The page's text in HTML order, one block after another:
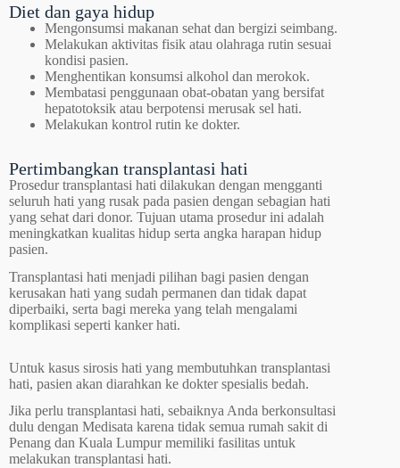
Diet dan gaya hidup
Mengonsumsi makanan sehat dan bergizi seimbang.
Melakukan aktivitas fisik atau olahraga rutin sesuai
kondisi pasien.
Menghentikan konsumsi alkohol dan merokok.
Membatasi penggunaan obat-obatan yang bersifat
hepatotoksik atau berpotensi merusak sel hati.
Melakukan kontrol rutin ke dokter.
Pertimbangkan transplantasi hati
Prosedur transplantasi hati dilakukan dengan mengganti
seluruh hati yang rusak pada pasien dengan sebagian hati
yang sehat dari donor. Tujuan utama prosedur ini adalah
meningkatkan kualitas hidup serta angka harapan hidup
pasien.
Transplantasi hati menjadi pilihan bagi pasien dengan
kerusakan hati yang sudah permanen dan tidak dapat
diperbaiki, serta bagi mereka yang telah mengalami
komplikasi seperti kanker hati.
Untuk kasus sirosis hati yang membutuhkan transplantasi
hati, pasien akan diarahkan ke dokter spesialis bedah.
Jika perlu transplantasi hati, sebaiknya Anda berkonsultasi
dulu dengan Medisata karena tidak semua rumah sakit di
Penang dan Kuala Lumpur memiliki fasilitas untuk
melakukan transplantasi hati.